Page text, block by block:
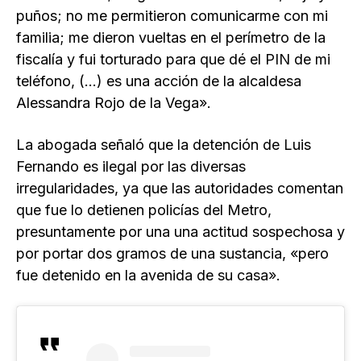
puños; no me permitieron comunicarme con mi
familia; me dieron vueltas en el perímetro de la
fiscalía y fui torturado para que dé el PIN de mi
teléfono, (…) es una acción de la alcaldesa
Alessandra Rojo de la Vega».
La abogada señaló que la detención de Luis
Fernando es ilegal por las diversas
irregularidades, ya que las autoridades comentan
que fue lo detienen policías del Metro,
presuntamente por una una actitud sospechosa y
por portar dos gramos de una sustancia, «pero
fue detenido en la avenida de su casa».